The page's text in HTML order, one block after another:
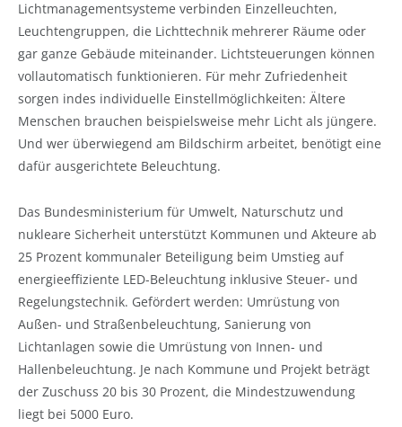
Lichtmanagementsysteme verbinden Einzelleuchten,
Leuchtengruppen, die Lichttechnik mehrerer Räume oder
gar ganze Gebäude miteinander. Lichtsteuerungen können
vollautomatisch funktionieren. Für mehr Zufriedenheit
sorgen indes individuelle Einstellmöglichkeiten: Ältere
Menschen brauchen beispielsweise mehr Licht als jüngere.
Und wer überwiegend am Bildschirm arbeitet, benötigt eine
dafür ausgerichtete Beleuchtung.
Das Bundesministerium für Umwelt, Naturschutz und
nukleare Sicherheit unterstützt Kommunen und Akteure ab
25 Prozent kommunaler Beteiligung beim Umstieg auf
energieeffiziente LED-Beleuchtung inklusive Steuer- und
Regelungstechnik. Gefördert werden: Umrüstung von
Außen- und Straßenbeleuchtung, Sanierung von
Lichtanlagen sowie die Umrüstung von Innen- und
Hallenbeleuchtung. Je nach Kommune und Projekt beträgt
der Zuschuss 20 bis 30 Prozent, die Mindestzuwendung
liegt bei 5000 Euro.